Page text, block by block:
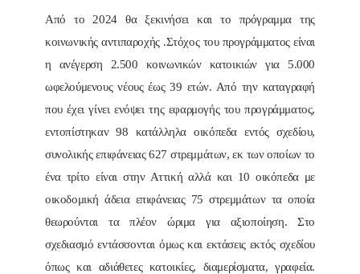
Από το 2024 θα ξεκινήσει και το πρόγραμμα της
κοινωνικής αντιπαροχής .Στόχος του προγράμματος είναι
η ανέγερση 2.500 κοινωνικών κατοικιών για 5.000
ωφελούμενους νέους έως 39 ετών. Από την καταγραφή
που έχει γίνει ενόψει της εφαρμογής του προγράμματος,
εντοπίστηκαν 98 κατάλληλα οικόπεδα εντός σχεδίου,
συνολικής επιφάνειας 627 στρεμμάτων, εκ των οποίων το
ένα τρίτο είναι στην Αττική αλλά και 10 οικόπεδα με
οικοδομική άδεια επιφάνειας 75 στρεμμάτων τα οποία
θεωρούνται τα πλέον ώριμα για αξιοποίηση. Στο
σχεδιασμό εντάσσονται όμως και εκτάσεις εκτός σχεδίου
όπως και αδιάθετες κατοικίες, διαμερίσματα, γραφεία.